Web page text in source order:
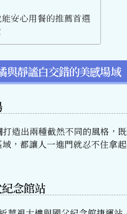
安心用餐的推薦首選
與靜謐白交錯的美感場域
打造出兩種截然不同的風格，
，都讓人一進門就忍不住拿
念館站